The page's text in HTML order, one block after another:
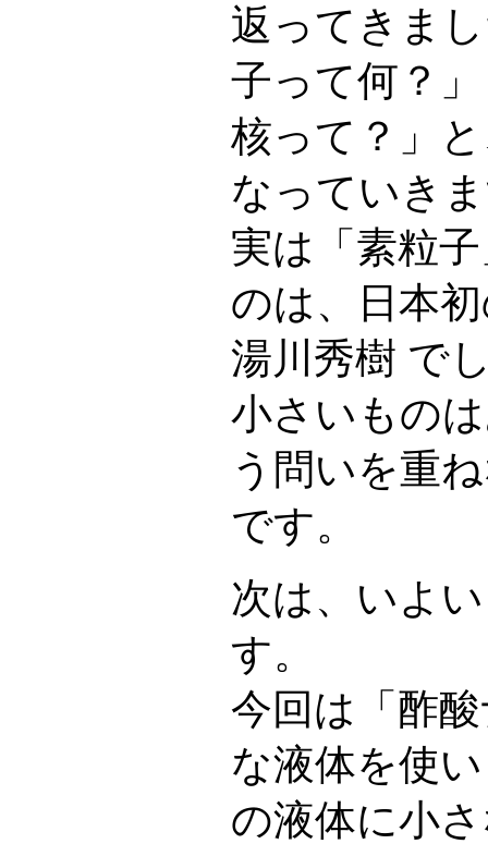
返ってきま
子って何？
核って？」
なっていき
実は「素粒
のは、日本
湯川秀樹 で
小さいもの
う問いを重
です。
次は、いよ
す。
今回は「酢
な液体を使
の液体に小